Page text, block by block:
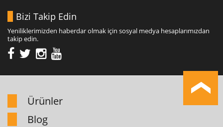
Bizi Takip Edin
Yeniliklerimizden haberdar olmak için sosyal medya hesaplarımızdan
takip edin.
Ürünler
Blog